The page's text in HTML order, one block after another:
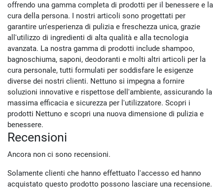
offrendo una gamma completa di prodotti per il benessere e la
cura della persona. I nostri articoli sono progettati per
garantire un'esperienza di pulizia e freschezza unica, grazie
all'utilizzo di ingredienti di alta qualità e alla tecnologia
avanzata. La nostra gamma di prodotti include shampoo,
bagnoschiuma, saponi, deodoranti e molti altri articoli per la
cura personale, tutti formulati per soddisfare le esigenze
diverse dei nostri clienti. Nettuno si impegna a fornire
soluzioni innovative e rispettose dell'ambiente, assicurando la
massima efficacia e sicurezza per l'utilizzatore. Scopri i
prodotti Nettuno e scopri una nuova dimensione di pulizia e
benessere.
Recensioni
Ancora non ci sono recensioni.
Solamente clienti che hanno effettuato l'accesso ed hanno
acquistato questo prodotto possono lasciare una recensione.